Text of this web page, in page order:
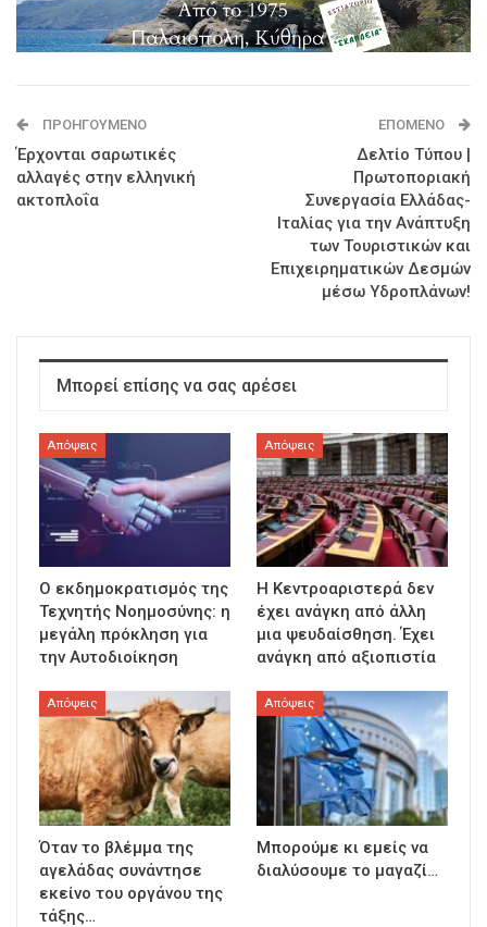
ΠΡΟΗΓΟΎΜΕΝΟ
Έρχονται σαρωτικές
αλλαγές στην ελληνική
ακτοπλοΐα
ΕΠΌΜΕΝΟ
Δελτίο Τύπου |
Πρωτοποριακή
Συνεργασία Ελλάδας-
Ιταλίας για την Ανάπτυξη
των Τουριστικών και
Επιχειρηματικών Δεσμών
μέσω Υδροπλάνων!
Μπορεί επίσης να σας αρέσει
Απόψεις
Ο εκδημοκρατισμός της
Τεχνητής Νοημοσύνης: η
μεγάλη πρόκληση για
την Αυτοδιοίκηση
Απόψεις
Η Κεντροαριστερά δεν
έχει ανάγκη από άλλη
μια ψευδαίσθηση. Έχει
ανάγκη από αξιοπιστία
Απόψεις
Όταν το βλέμμα της
αγελάδας συνάντησε
εκείνο του οργάνου της
τάξης…
Απόψεις
Μπορούμε κι εμείς να
διαλύσουμε το μαγαζί…